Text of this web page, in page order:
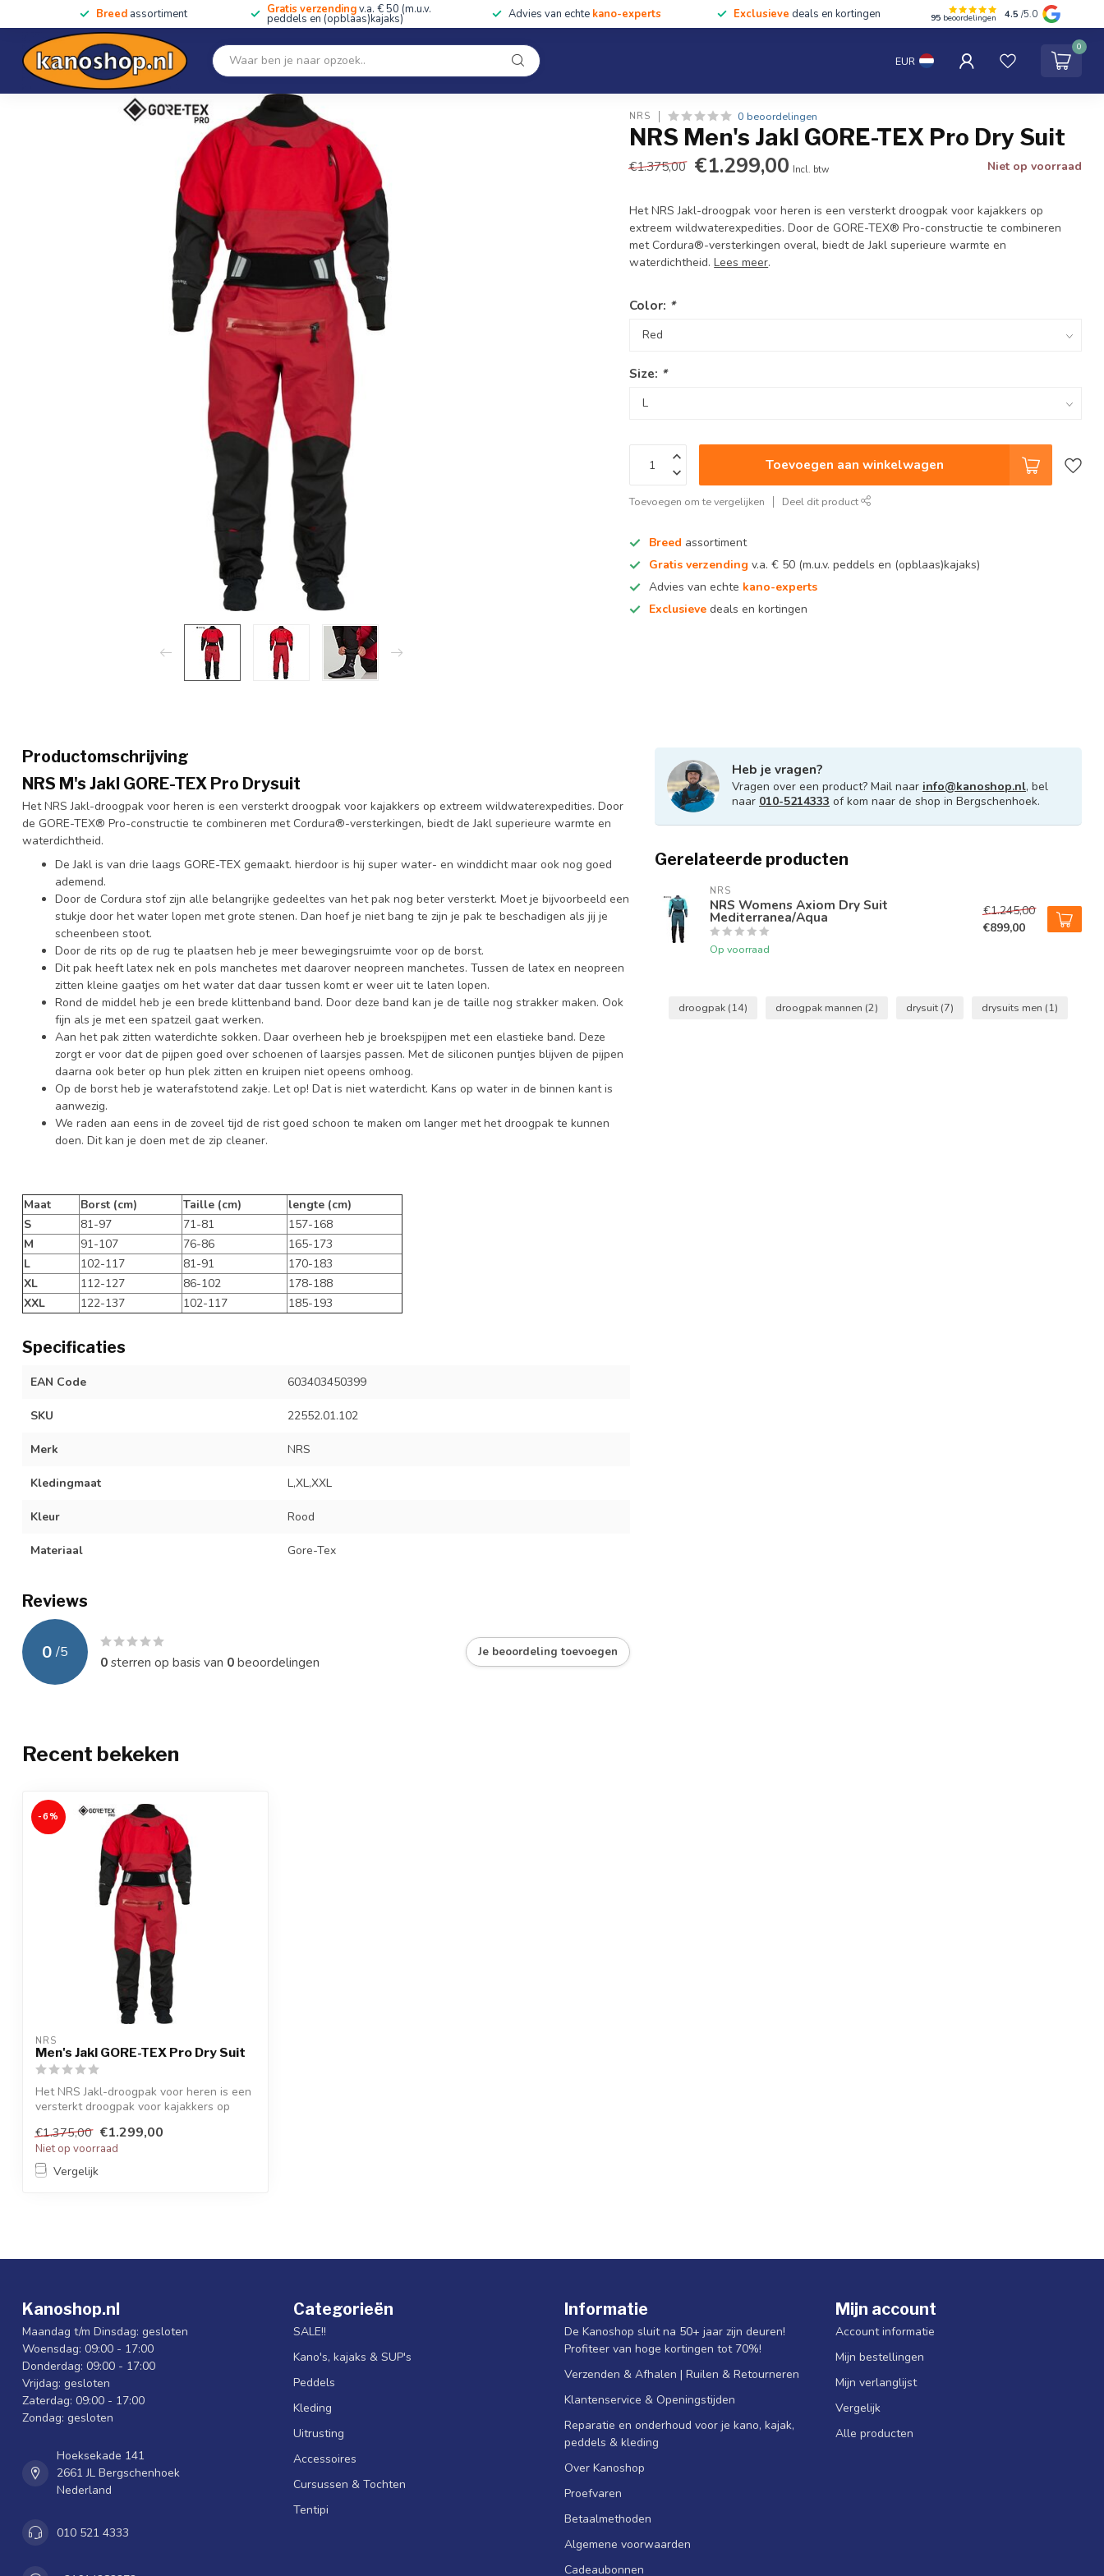
Breed assortiment Gratis verzendingv.a. € 50 (m.u.v.
peddels en (opblaas)kajaks) Advies van echte kano-experts Exclusieve deals en kortingen 95 beoordelingen 4.5 /5.0
EUR
0
SALE!! Kano's, kajaks & SUP's Peddels Kleding Uitrusting Accessoires Cursussen & Tochten Tentipi Blog Spaar punten
Contact
Onze winkel
Home Men's Jakl GORE-TEX Pro Dry Suit
NRS 0 beoordelingen
NRS Men's Jakl GORE-TEX Pro Dry Suit
€1.375,00 €1.299,00 Incl. btw Niet op voorraad
Het NRS Jakl-droogpak voor heren is een versterkt droogpak voor kajakkers op
extreem wildwaterexpedities. Door de GORE-TEX® Pro-constructie te combineren
met Cordura®-versterkingen overal, biedt de Jakl superieure warmte en
waterdichtheid.Lees meer.
Color: *
Size: *
Toevoegen aan winkelwagen
Toevoegen om te vergelijken Deel dit product
Breed assortiment
Gratis verzending v.a. € 50 (m.u.v. peddels en (opblaas)kajaks)
Advies van echte kano-experts
Exclusieve deals en kortingen
Productomschrijving
NRS M's Jakl GORE-TEX Pro Drysuit
Het NRS Jakl-droogpak voor heren is een versterkt droogpak voor kajakkers op extreem wildwaterexpedities. Door
de GORE-TEX® Pro-constructie te combineren met Cordura®-versterkingen, biedt de Jakl superieure warmte en
waterdichtheid.
De Jakl is van drie laags GORE-TEX gemaakt. hierdoor is hij super water- en winddicht maar ook nog goed
ademend.
Door de Cordura stof zijn alle belangrijke gedeeltes van het pak nog beter versterkt. Moet je bijvoorbeeld een
stukje door het water lopen met grote stenen. Dan hoef je niet bang te zijn je pak te beschadigen als jij je
scheenbeen stoot.
Door de rits op de rug te plaatsen heb je meer bewegingsruimte voor op de borst.
Dit pak heeft latex nek en pols manchetes met daarover neopreen manchetes. Tussen de latex en neopreen
zitten kleine gaatjes om het water dat daar tussen komt er weer uit te laten lopen.
Rond de middel heb je een brede klittenband band. Door deze band kan je de taille nog strakker maken. Ook
fijn als je met een spatzeil gaat werken.
Aan het pak zitten waterdichte sokken. Daar overheen heb je broekspijpen met een elastieke band. Deze
zorgt er voor dat de pijpen goed over schoenen of laarsjes passen. Met de siliconen puntjes blijven de pijpen
daarna ook beter op hun plek zitten en kruipen niet opeens omhoog.
Op de borst heb je waterafstotend zakje. Let op! Dat is niet waterdicht. Kans op water in de binnen kant is
aanwezig.
We raden aan eens in de zoveel tijd de rist goed schoon te maken om langer met het droogpak te kunnen
doen. Dit kan je doen met de zip cleaner.
Maat Borst (cm) Taille (cm)
lengte (cm)
S
81-97 71-81
157-168
M
91-107 76-86
165-173
L
102-117 81-91
170-183
XL
112-127 86-102
178-188
XXL
122-137 102-117 185-193
Specificaties
EAN Code 603403450399
SKU 22552.01.102
Merk NRS
Kledingmaat L,XL,XXL
Kleur Rood
Materiaal Gore-Tex
Reviews
0 /5
0sterren op basis van 0beoordelingen
Je beoordeling toevoegen
Heb je vragen?
Vragen over een product? Mail naar info@kanoshop.nl, bel
naar 010-5214333 of kom naar de shop in Bergschenhoek.
Gerelateerde producten
NRS
NRS Womens Axiom Dry Suit
Mediterranea/Aqua
Op voorraad
€1.245,00
€899,00
droogpak (14) droogpak mannen (2) drysuit (7) drysuits men (1)
Recent bekeken
-6%
NRS
Men's Jakl GORE-TEX Pro Dry Suit
Het NRS Jakl-droogpak voor heren is een
versterkt droogpak voor kajakkers op
€1.375,00 €1.299,00
Niet op voorraad
Vergelijk
Kanoshop.nl
Maandag t/m Dinsdag: gesloten
Woensdag: 09:00 - 17:00
Donderdag: 09:00 - 17:00
Vrijdag: gesloten
Zaterdag: 09:00 - 17:00
Zondag: gesloten
Hoeksekade 141
2661 JL Bergschenhoek
Nederland
010 521 4333
Categorieën
SALE!!
Kano's, kajaks & SUP's
Peddels
Kleding
Uitrusting
Accessoires
Cursussen & Tochten
Tentipi
Informatie
De Kanoshop sluit na 50+ jaar zijn deuren!
Profiteer van hoge kortingen tot 70%!
Verzenden & Afhalen | Ruilen & Retourneren
Klantenservice & Openingstijden
Reparatie en onderhoud voor je kano, kajak,
peddels & kleding
Over Kanoshop
Proefvaren
Betaalmethoden
Algemene voorwaarden
Cadeaubonnen
Mijn account
Account informatie
Mijn bestellingen
Mijn verlanglijst
Vergelijk
Alle producten